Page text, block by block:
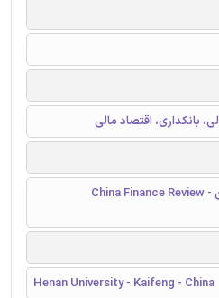
بانکداری، اقتصاد مالی
بررسی بین المللی امور مالی چین - China Finance Review
Henan University - Kaifeng - China